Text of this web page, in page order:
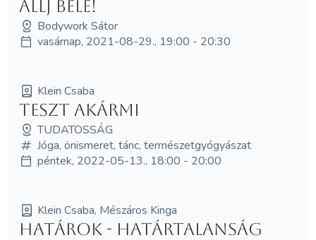
Állj bele!
Bodywork Sátor
vasárnap, 2021-08-29., 19:00 - 20:30
Klein Csaba
Teszt Akármi
TUDATOSSÁG
Jóga, önismeret, tánc, természetgyógyászat
péntek, 2022-05-13., 18:00 - 20:00
Klein Csaba, Mészáros Kinga
Határok - Határtalanság